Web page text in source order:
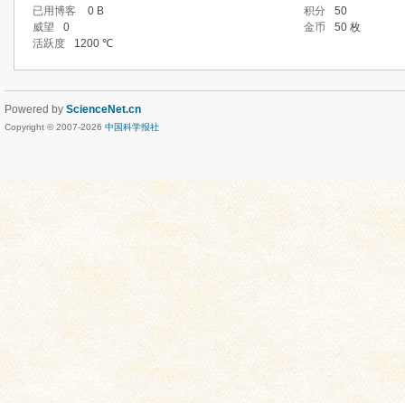
已用博客
0 B 积分
50
威望
0 金币
50 枚
活跃度
1200 ℃
Powered by ScienceNet.cn
Copyright © 2007-2026 中国科学报社